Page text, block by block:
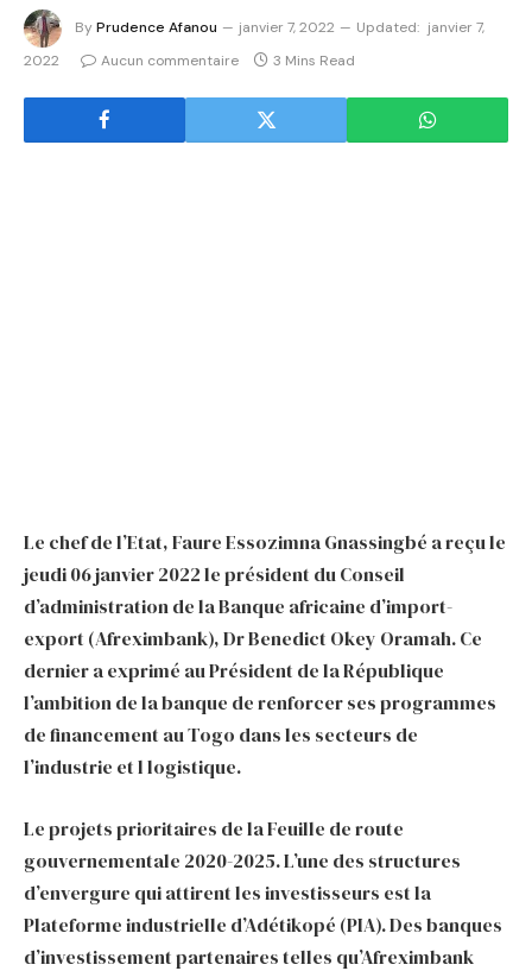
ByPrudence Afanou janvier 7, 2022 Updated: janvier 7,
2022
Aucun commentaire 3 Mins Read
Le chef de l’Etat, Faure Essozimna Gnassingbé a reçu le
jeudi 06 janvier 2022 le président du Conseil
d’administration de la Banque africaine d’import-
export (Afreximbank), Dr Benedict Okey Oramah. Ce
dernier a exprimé au Président de la République
l’ambition de la banque de renforcer ses programmes
de financement au Togo dans les secteurs de
l’industrie et l logistique.
Le projets prioritaires de la Feuille de route
gouvernementale 2020-2025. L’une des structures
d’envergure qui attirent les investisseurs est la
Plateforme industrielle d’Adétikopé (PIA). Des banques
d’investissement partenaires telles qu’Afreximbank